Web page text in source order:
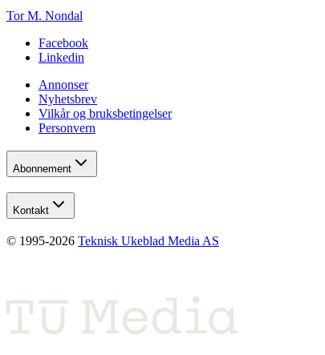
Tor M. Nondal
Facebook
Linkedin
Annonser
Nyhetsbrev
Vilkår og bruksbetingelser
Personvern
Abonnement
Kontakt
© 1995-2026 Teknisk Ukeblad Media AS